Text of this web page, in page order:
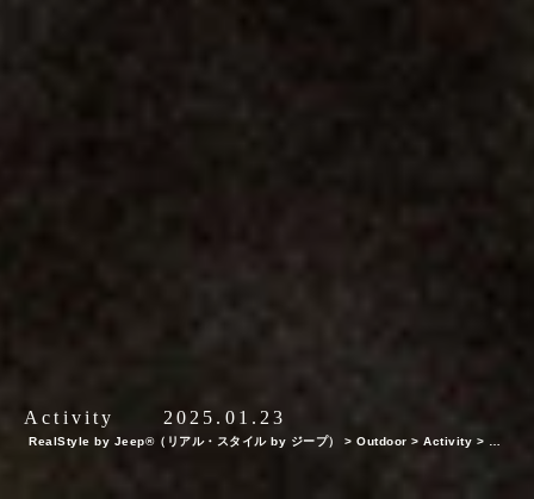
Activity 2025.01.23
RealStyle by Jeep®（リアル・スタイル by ジープ） >Outdoor >Activity >